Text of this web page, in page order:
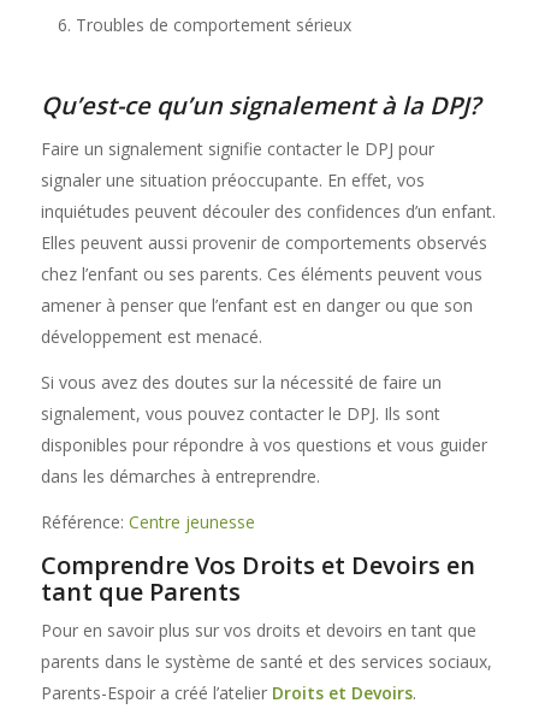
Troubles de comportement sérieux
Qu’est-ce qu’un signalement à la DPJ?
Faire un signalement signifie contacter le DPJ pour
signaler une situation préoccupante. En effet, vos
inquiétudes peuvent découler des confidences d’un enfant.
Elles peuvent aussi provenir de comportements observés
chez l’enfant ou ses parents. Ces éléments peuvent vous
amener à penser que l’enfant est en danger ou que son
développement est menacé.
Si vous avez des doutes sur la nécessité de faire un
signalement, vous pouvez contacter le DPJ. Ils sont
disponibles pour répondre à vos questions et vous guider
dans les démarches à entreprendre.
Référence: Centre jeunesse
Comprendre Vos Droits et Devoirs en
tant que Parents
Pour en savoir plus sur vos droits et devoirs en tant que
parents dans le système de santé et des services sociaux,
Parents-Espoir a créé l’atelier Droits et Devoirs.